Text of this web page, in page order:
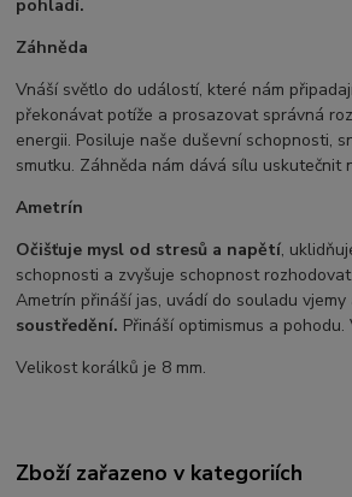
pohladí.
Záhněda
Vnáší světlo do událostí, které nám
překonávat potíže a prosazovat správná
energii. Posiluje naše duševní schopnosti,
smutku. Záhněda nám dává sílu uskutečnit
Ametrín
Očišťuje mysl od stresů a napětí,
schopnosti a zvyšuje schopnost
Ametrín přináší jas, uvádí do souladu vjemy
soustředění. Přináší optimismus a
Velikost korálků je 8 mm.
Zboží zařazeno v kategoriích